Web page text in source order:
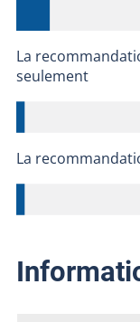
La
seulement
La